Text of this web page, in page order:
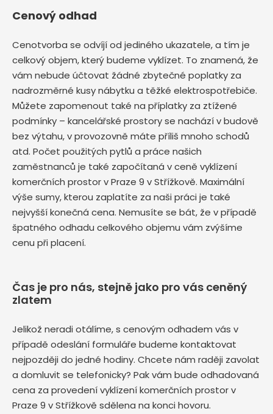
Cenový odhad
Cenotvorba se odvíjí od jediného ukazatele, a tím je
celkový objem, který budeme vyklízet. To znamená, že
vám nebude účtovat žádné zbytečné poplatky za
nadrozměrné kusy nábytku a těžké elektrospotřebiče.
Můžete zapomenout také na příplatky za ztížené
podmínky – kancelářské prostory se nachází v budově
bez výtahu, v provozovně máte příliš mnoho schodů
atd. Počet použitých pytlů a práce našich
zaměstnanců je také započítaná v ceně vyklízení
komerčních prostor v Praze 9 v Střížkově. Maximální
výše sumy, kterou zaplatíte za naši práci je také
nejvyšší konečná cena. Nemusíte se bát, že v případě
špatného odhadu celkového objemu vám zvýšíme
cenu při placení.
Čas je pro nás, stejně jako pro vás ceněný
zlatem
Jelikož neradi otálíme, s cenovým odhadem vás v
případě odeslání formuláře budeme kontaktovat
nejpozději do jedné hodiny. Chcete nám raději zavolat
a domluvit se telefonicky? Pak vám bude odhadovaná
cena za provedení vyklízení komerčních prostor v
Praze 9 v Střížkově sdělena na konci hovoru.